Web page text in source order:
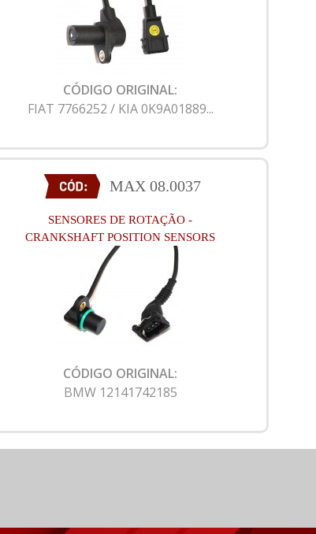
CÓDIGO ORIGINAL:
FIAT 7766252 / KIA 0K9A01889...
MAX 08.0037
SENSORES DE ROTAÇÃO -
CRANKSHAFT POSITION SENSORS
CÓDIGO ORIGINAL:
BMW 12141742185